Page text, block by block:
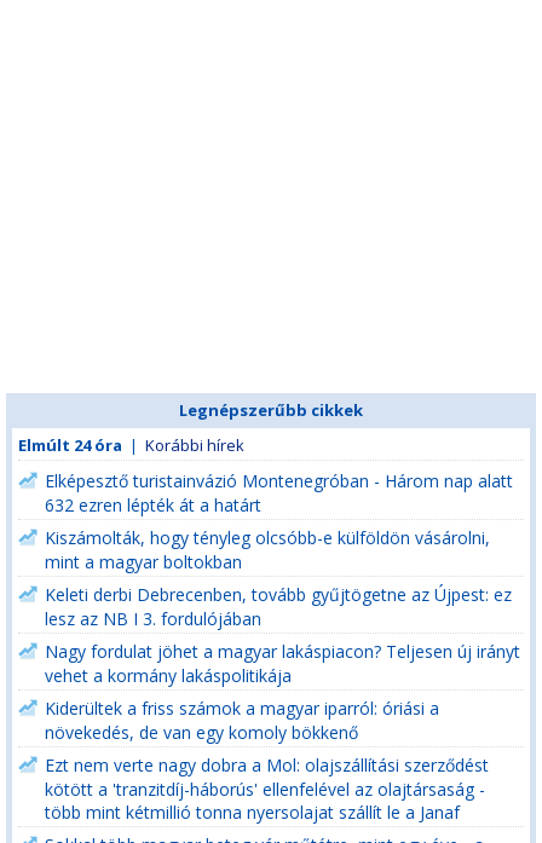
Legnépszerűbb cikkek
Elmúlt 24 óra | Korábbi hírek
Elképesztő turistainvázió Montenegróban - Három nap alatt
632 ezren lépték át a határt
Kiszámolták, hogy tényleg olcsóbb-e külföldön vásárolni,
mint a magyar boltokban
Keleti derbi Debrecenben, tovább gyűjtögetne az Újpest: ez
lesz az NB I 3. fordulójában
Nagy fordulat jöhet a magyar lakáspiacon? Teljesen új irányt
vehet a kormány lakáspolitikája
Kiderültek a friss számok a magyar iparról: óriási a
növekedés, de van egy komoly bökkenő
Ezt nem verte nagy dobra a Mol: olajszállítási szerződést
kötött a 'tranzitdíj-háborús' ellenfelével az olajtársaság -
több mint kétmillió tonna nyersolajat szállít le a Janaf